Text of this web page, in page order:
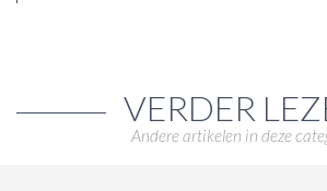
VERDER
Andere artikelen in deze